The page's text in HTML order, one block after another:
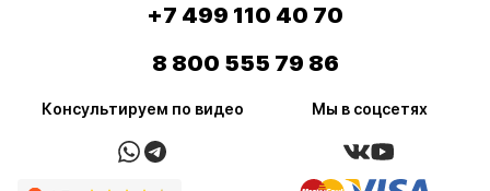
Консультируем по видео Мы в соцсетях
+7 499 110 40 70
8 800 555 79 86